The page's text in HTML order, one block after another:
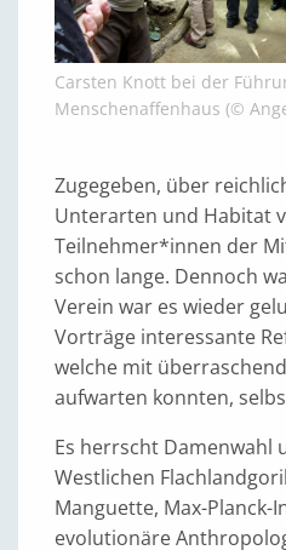
Carsten Knott bei der
Menschenaffenhaus (©
Zugegeben, über
Unterarten und Habitat
Teilnehmer*innen der
schon lange. Dennoch
Verein war es wieder
Vorträge interessante
welche mit
aufwarten konnten,
Es herrscht Damenwahl
Westlichen
Manguette, Max-Planck-
evolutionäre